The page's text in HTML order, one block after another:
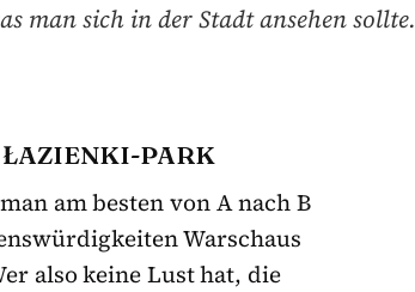
man sich in der Stadt ansehen sollte.
ŁAZIENKI-PARK
am besten von A nach B
Warschaus
also keine Lust hat, die